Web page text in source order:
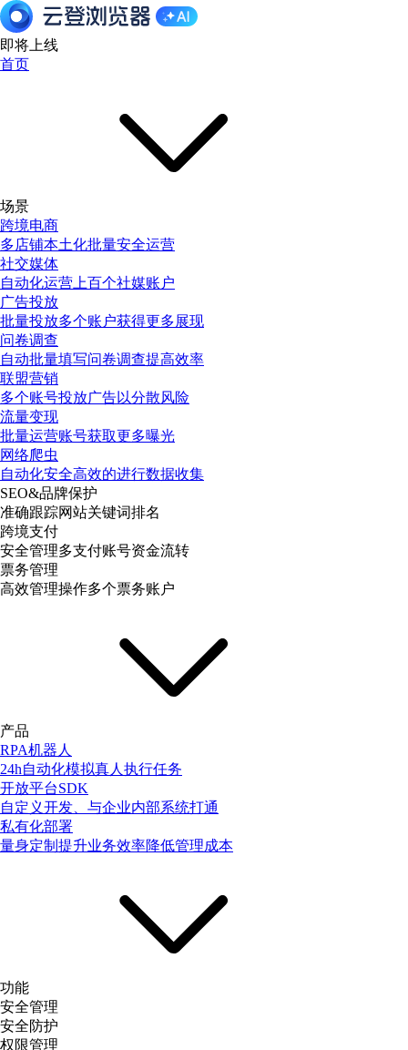
即将上线
首页
场景
跨境电商
多店铺本土化批量安全运营
社交媒体
自动化运营上百个社媒账户
广告投放
批量投放多个账户获得更多展现
问卷调查
自动批量填写问卷调查提高效率
联盟营销
多个账号投放广告以分散风险
流量变现
批量运营账号获取更多曝光
网络爬虫
自动化安全高效的进行数据收集
SEO&品牌保护
准确跟踪网站关键词排名
跨境支付
安全管理多支付账号资金流转
票务管理
高效管理操作多个票务账户
产品
RPA机器人
24h自动化模拟真人执行任务
开放平台SDK
自定义开发、与企业内部系统打通
私有化部署
量身定制提升业务效率降低管理成本
功能
安全管理
安全防护
权限管理